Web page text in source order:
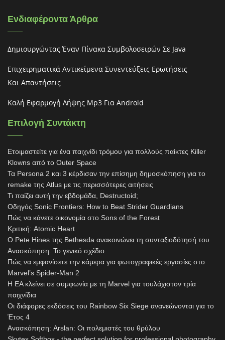
Ενδιαφέροντα Άρθρα
Δημιουργώντας Έναν Πίνακα Συμβολοσειρών Σε Java
Επιχειρηματικά Αντικείμενα Συνεντεύξεις Ερωτήσεις
Και Απαντήσεις
Καλή Εφαρμογή Λήψης Mp3 Για Android
Επιλογή Συντάκτη
Ετοιμαστείτε για ένα παιχνίδι τρόμου για πολλούς παίκτες Killer
Klowns από το Outer Space
Τα Persona 2 και 3 κέρδισαν την επίσημη δημοσκόπηση για το
remake της Atlus με τις περισσότερες αιτήσεις
Τι παίζει αυτή την εβδομάδα, Destructoid;
Οδηγός Sonic Frontiers: How to Beat Strider Guardians
Πώς να κάνετε οικονομία στο Sons of the Forest
Κριτική: Atomic Heart
Ο Pete Hines της Bethesda ανακοινώνει τη συνταξιοδότησή του
Ανασκόπηση: Το γενικό σχέδιο
Πώς να εμφανίσετε την κάμερα για φωτογραφικές εργασίες στο
Marvel’s Spider-Man 2
Η EA κλείνει σε συμφωνία με τη Marvel για τουλάχιστον τρία
παιχνίδια
Οι διάφορες εκδόσεις του Rainbow Six Siege ανανεώνονται για το
Έτος 4
Ανασκόπηση: Arslan: Οι πολεμιστές του θρύλου